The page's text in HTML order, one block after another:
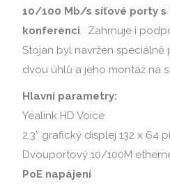
10/100 Mb/s síťové porty s
konferenci. Zahrnuje i
Stojan byl navržen
dvou úhlů a jeho montáž na
Hlavní parametry:
Yealink HD Voice
2,3” grafický displej 132 x 64
Dvouportový 10/100M
PoE napájení